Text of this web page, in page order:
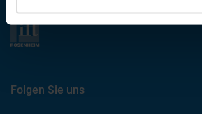
Folgen Sie uns